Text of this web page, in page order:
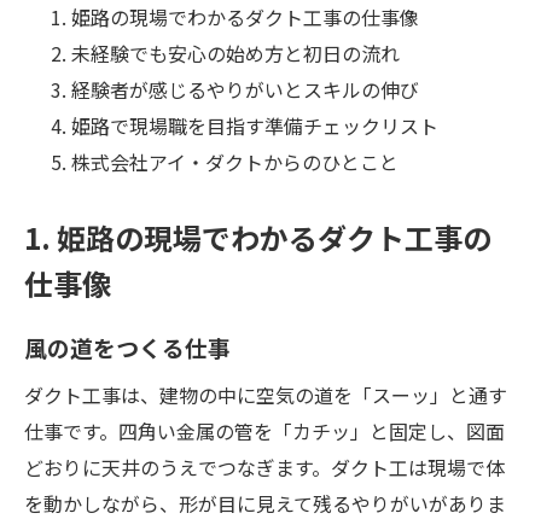
姫路の現場でわかるダクト工事の仕事像
未経験でも安心の始め方と初日の流れ
経験者が感じるやりがいとスキルの伸び
姫路で現場職を目指す準備チェックリスト
株式会社アイ・ダクトからのひとこと
1. 姫路の現場でわかるダクト工事の
仕事像
風の道をつくる仕事
ダクト工事は、建物の中に空気の道を「スーッ」と通す
仕事です。四角い金属の管を「カチッ」と固定し、図面
どおりに天井のうえでつなぎます。ダクト工は現場で体
を動かしながら、形が目に見えて残るやりがいがありま